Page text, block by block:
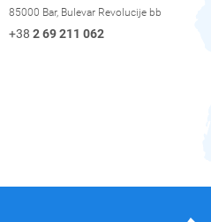
85000 Bar, Bulevar Revolucije bb
+38 2 69 211 062